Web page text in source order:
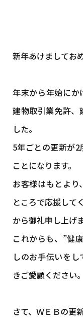
新年あけましてお
年末から年始に
建物取引業免許、
した。
5年ごとの更新が
ことになります。
お客様はもとよ
ところで応援して
から御礼申し上げま
これからも、”健
しのお手伝いを
きご愛顧ください。
さて、ＷＥＢの更